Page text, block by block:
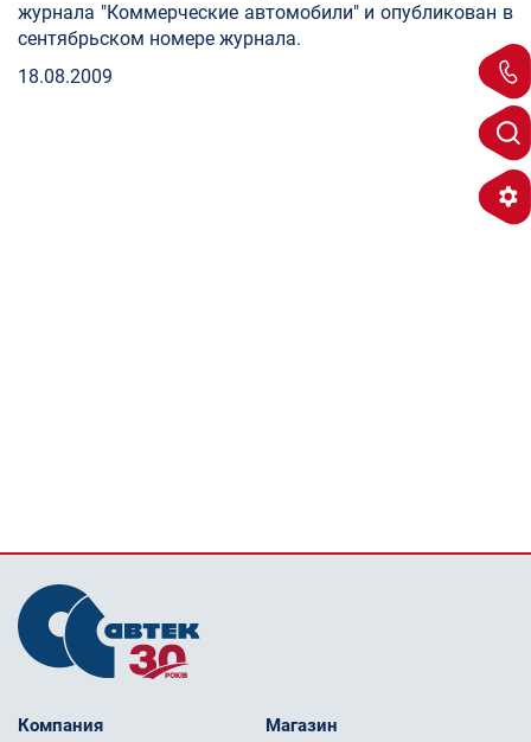
журнала "Коммерческие автомобили" и опубликован в
сентябрьском номере журнала.
18.08.2009
Компания Магазин